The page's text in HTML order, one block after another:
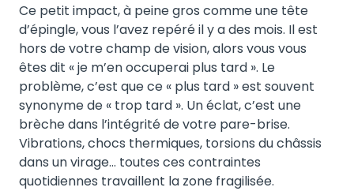
Ce petit impact, à peine gros comme une tête
d’épingle, vous l’avez repéré il y a des mois. Il est
hors de votre champ de vision, alors vous vous
êtes dit « je m’en occuperai plus tard ». Le
problème, c’est que ce « plus tard » est souvent
synonyme de « trop tard ». Un éclat, c’est une
brèche dans l’intégrité de votre pare-brise.
Vibrations, chocs thermiques, torsions du châssis
dans un virage… toutes ces contraintes
quotidiennes travaillent la zone fragilisée.